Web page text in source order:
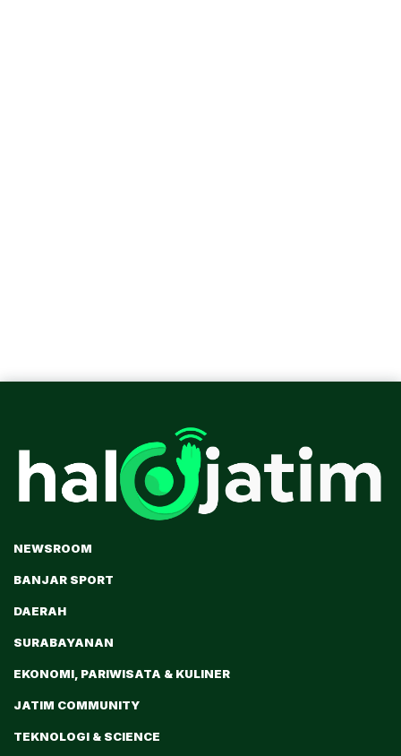
NEWSROOM
BANJAR SPORT
DAERAH
SURABAYANAN
EKONOMI, PARIWISATA & KULINER
JATIM COMMUNITY
TEKNOLOGI & SCIENCE